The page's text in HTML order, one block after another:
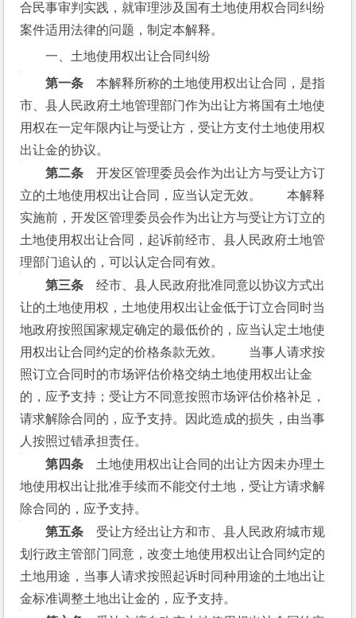
合民事审判实践，就审理涉及国有土地使用权合同纠纷
案件适用法律的问题，制定本解释。
一、土地使用权出让合同纠纷
第一条 本解释所称的土地使用权出让合同，是指
市、县人民政府土地管理部门作为出让方将国有土地使
用权在一定年限内让与受让方，受让方支付土地使用权
出让金的协议。
第二条 开发区管理委员会作为出让方与受让方订
立的土地使用权出让合同，应当认定无效。　　本解释
实施前，开发区管理委员会作为出让方与受让方订立的
土地使用权出让合同，起诉前经市、县人民政府土地管
理部门追认的，可以认定合同有效。
第三条 经市、县人民政府批准同意以协议方式出
让的土地使用权，土地使用权出让金低于订立合同时当
地政府按照国家规定确定的最低价的，应当认定土地使
用权出让合同约定的价格条款无效。　　当事人请求按
照订立合同时的市场评估价格交纳土地使用权出让金
的，应予支持；受让方不同意按照市场评估价格补足，
请求解除合同的，应予支持。因此造成的损失，由当事
人按照过错承担责任。
第四条 土地使用权出让合同的出让方因未办理土
地使用权出让批准手续而不能交付土地，受让方请求解
除合同的，应予支持。
第五条 受让方经出让方和市、县人民政府城市规
划行政主管部门同意，改变土地使用权出让合同约定的
土地用途，当事人请求按照起诉时同种用途的土地出让
金标准调整土地出让金的，应予支持。